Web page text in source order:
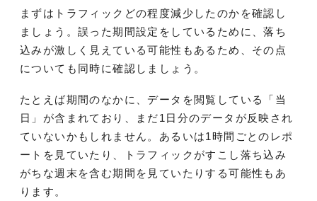
まずはトラフィックどの程度減少したのかを確認し
ましょう。誤った期間設定をしているために、落ち
込みが激しく見えている可能性もあるため、その点
についても同時に確認しましょう。
たとえば期間のなかに、データを閲覧している「当
日」が含まれており、まだ1日分のデータが反映され
ていないかもしれません。あるいは1時間ごとのレポ
ートを見ていたり、トラフィックがすこし落ち込み
がちな週末を含む期間を見ていたりする可能性もあ
ります。